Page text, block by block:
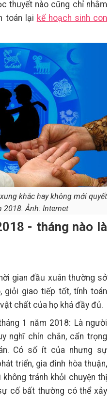
thuyết nào cũng chỉ nhằm
toán lại kế hoạch sinh con
khắc hay không mới quyết
2018. Ảnh: Internet
- tháng nào là
gian đầu xuân thường sở
giỏi giao tiếp tốt, tính toán
chất của họ khá đầy đủ.
1 năm 2018: Là người
nghĩ chín chắn, cẩn trọng
Có số ít của nhưng sự
triển, gia đình hòa thuận,
tránh khỏi chuyện thị
cố bất thường có thể xảy